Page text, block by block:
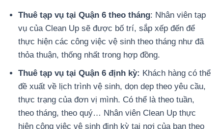
Thuê tạp vụ tại Quận 6 theo tháng: Nhân viên tạp
vụ của Clean Up sẽ được bố trí, sắp xếp đến để
thực hiện các công việc vệ sinh theo tháng như đã
thỏa thuận, thống nhất trong hợp đồng.
Thuê tạp vụ tại Quận 6 định kỳ: Khách hàng có thể
đề xuất về lịch trình vệ sinh, dọn dẹp theo yêu cầu,
thực trạng của đơn vị mình. Có thể là theo tuần,
theo tháng, theo quý… Nhân viên Clean Up thực
hiện công việc vệ sinh định kỳ tại nơi của bạn theo